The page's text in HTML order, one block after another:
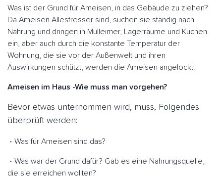
Was ist der Grund für Ameisen, in das Gebäude zu ziehen?
Da Ameisen Allesfresser sind, suchen sie ständig nach
Nahrung und dringen in Mülleimer, Lagerräume und Küchen
ein, aber auch durch die konstante Temperatur der
Wohnung, die sie vor der Außenwelt und ihren
Auswirkungen schützt, werden die Ameisen angelockt.
Ameisen im Haus -Wie muss man vorgehen?
Bevor etwas unternommen wird, muss, Folgendes
überprüft werden:
Was für Ameisen sind das?
Was war der Grund dafür? Gab es eine Nahrungsquelle,
die sie erreichen wollten?